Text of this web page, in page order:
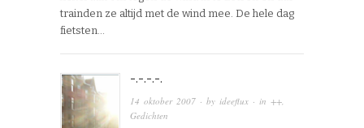
trainden ze altijd met de wind mee. De hele dag
fietsten…
-.-.-.-.
14 oktober 2007 · byideeflux · in++,
Gedichten